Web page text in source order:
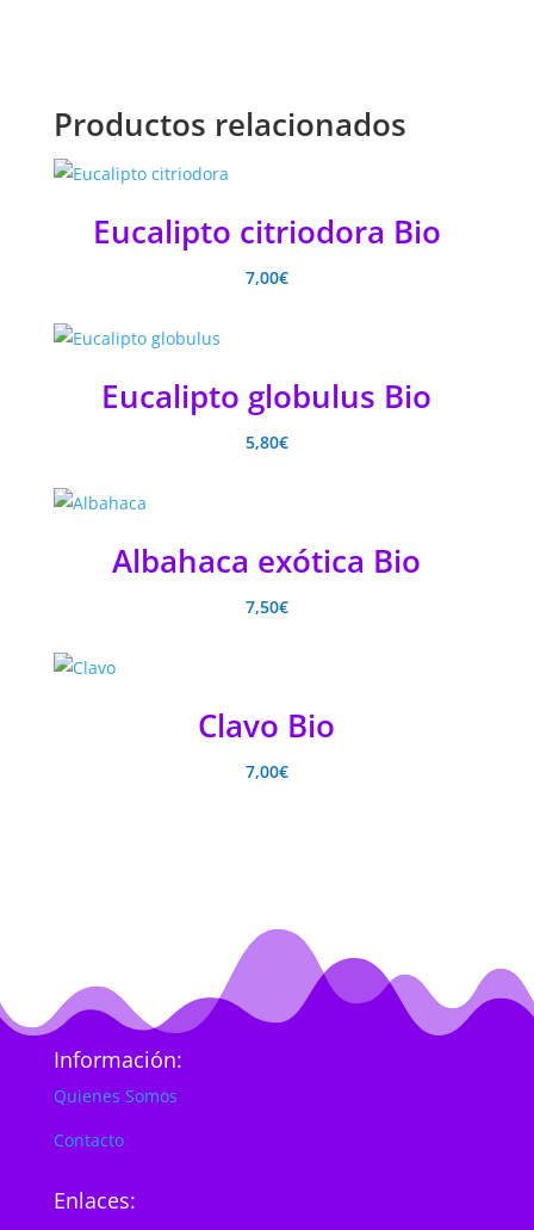
Productos relacionados
Eucalipto citriodora Bio
7,00€
Eucalipto globulus Bio
5,80€
Albahaca exótica Bio
7,50€
Clavo Bio
7,00€
Información:
Quienes Somos
Contacto
Enlaces: